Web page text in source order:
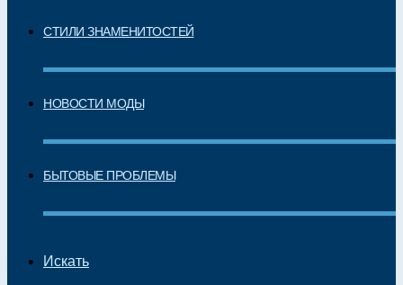
СТИЛИ ЗНАМЕНИТОСТЕЙ
НОВОСТИ МОДЫ
БЫТОВЫЕ ПРОБЛЕМЫ
Искать